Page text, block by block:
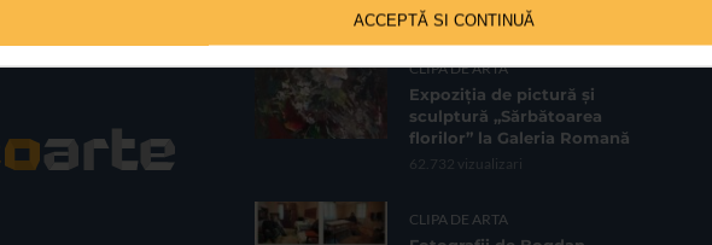
ACCEPTĂ SI CONTINUĂ
CELE MAI VIZUALIZATE
CLIPA DE ARTA
Expoziția de pictură și
sculptură „Sărbătoarea
florilor” la Galeria Romană
62.732 vizualizari
CLIPA DE ARTA